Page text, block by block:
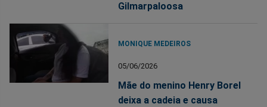
Gilmarpaloosa
MONIQUE MEDEIROS
05/06/2026
Mãe do menino Henry Borel
deixa a cadeia e causa